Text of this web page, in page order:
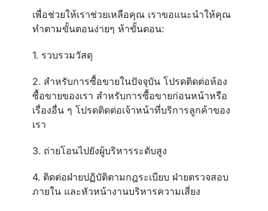
เพื่อช่วยให้เราช่วยเหลือคุณ เราขอแนะนำให้คุณ
ทำตามขั้นตอนง่ายๆ ห้าขั้นตอน:
1. รวบรวมวัสดุ
2. สำหรับการซื้อขายในปัจจุบัน โปรดติดต่อห้อง
ซื้อขายของเรา สำหรับการซื้อขายก่อนหน้าหรือ
เรื่องอื่น ๆ โปรดติดต่อเจ้าหน้าที่บริการลูกค้าของ
เรา
3. ถ่ายโอนไปยังผู้บริหารระดับสูง
4. ติดต่อฝ่ายปฏิบัติตามกฎระเบียบ ฝ่ายตรวจสอบ
ภายใน และหัวหน้างานบริหารความเสี่ยง